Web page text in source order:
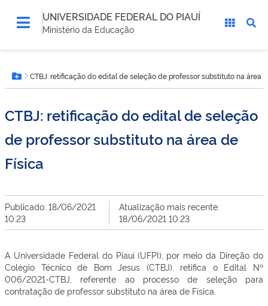
UNIVERSIDADE FEDERAL DO PIAUÍ
Ministério da Educação
está
aqui:Botão Menu
CTBJ: retificação do edital de seleção de professor substituto na área
CTBJ: retificação do edital de seleção
de professor substituto na área de
Física
Publicado: 18/06/2021
10:23
Atualização mais recente:
18/06/2021 10:23
A Universidade Federal do Piauí (UFPI), por meio da Direção do
Colégio Técnico de Bom Jesus (CTBJ), retifica o Edital Nº
006/2021-CTBJ, referente ao processo de seleção para
contratação de professor substituto na área de Física.